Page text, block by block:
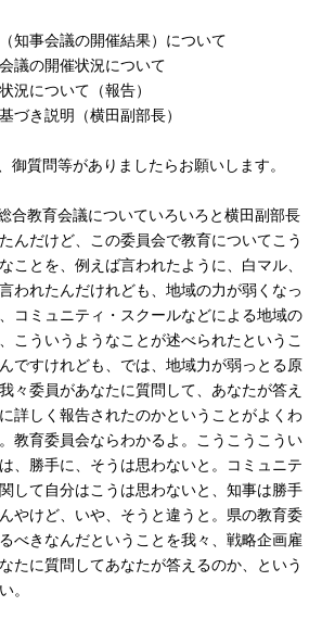
知事会議の開催結果）について
議の開催状況について
況について（報告）
き説明（横田副部長）
御質問等がありましたらお願いします。
合教育会議についていろいろと横田副部長
んだけど、この委員会で教育についてこう
ことを、例えば言われたように、白マル、
われたんだけれども、地域の力が弱くなっ
コミュニティ・スクールなどによる地域の
こういうようなことが述べられたというこ
ですけれども、では、地域力が弱っとる原
々委員があなたに質問して、あなたが答え
詳しく報告されたのかということがよくわ
教育委員会ならわかるよ。こうこうこうい
、勝手に、そうは思わないと。コミュニテ
して自分はこうは思わないと、知事は勝手
やけど、いや、そうと違うと。県の教育委
べきなんだということを我々、戦略企画雇
たに質問してあなたが答えるのか、という
。